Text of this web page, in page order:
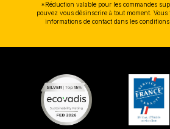
*Réduction valable pour les commandes
pouvez vous désinscrire à tout moment.
informations de contact dans les